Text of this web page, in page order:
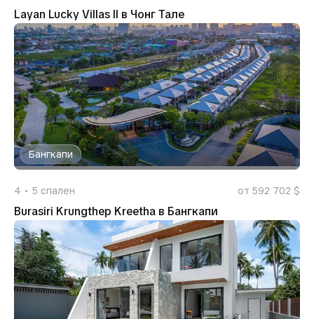
Layan Lucky Villas II в Чонг Тале
Бангкапи
4 5 спален от 592 702 $
Burasiri Krungthep Kreetha в Бангкапи